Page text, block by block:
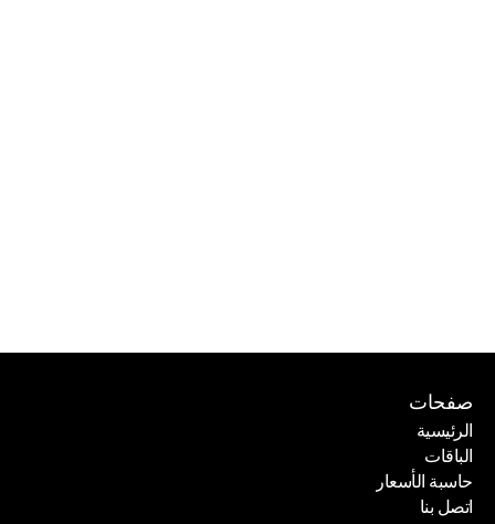
صفحات
الرئيسية
الرئيسية
الباقات
الباقات
حاسبة الأسعار
حاسبة الأسعار
اتصل بنا